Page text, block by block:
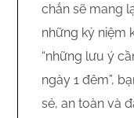
chắn sẽ mang
những kỷ niệm
“những lưu ý
ngày 1 đêm”,
sẻ, an toàn và